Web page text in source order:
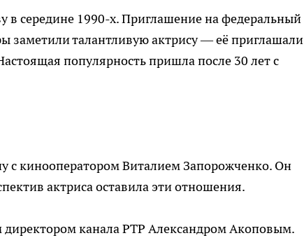
середине 1990-х. Приглашение на федеральный
заметили талантливую актрису — её приглашали
популярность пришла после 30 лет с
с кинооператором Виталием Запорожченко. Он
актриса оставила эти отношения.
канала РТР Александром Акоповым.